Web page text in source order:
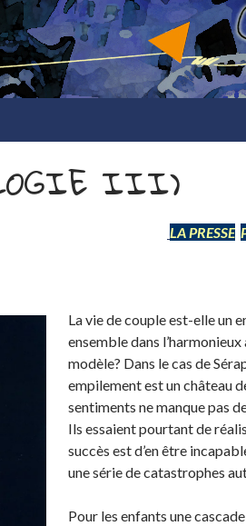
III)
LAPRESSE
La vie de couple est-elle un
ensemble dans
modèle? Dans le cas de
empilement est un château
sentiments ne manque pas
Ils essaient pourtant de
succès est d’en être
une série de catastrophes
Pour les enfants une